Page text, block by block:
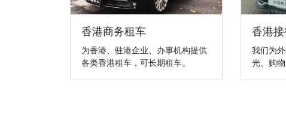
香港商务租车
为香港、驻港企业、办事机构提供
各类香港租车，可长期租车。
香港
我们为
光、购